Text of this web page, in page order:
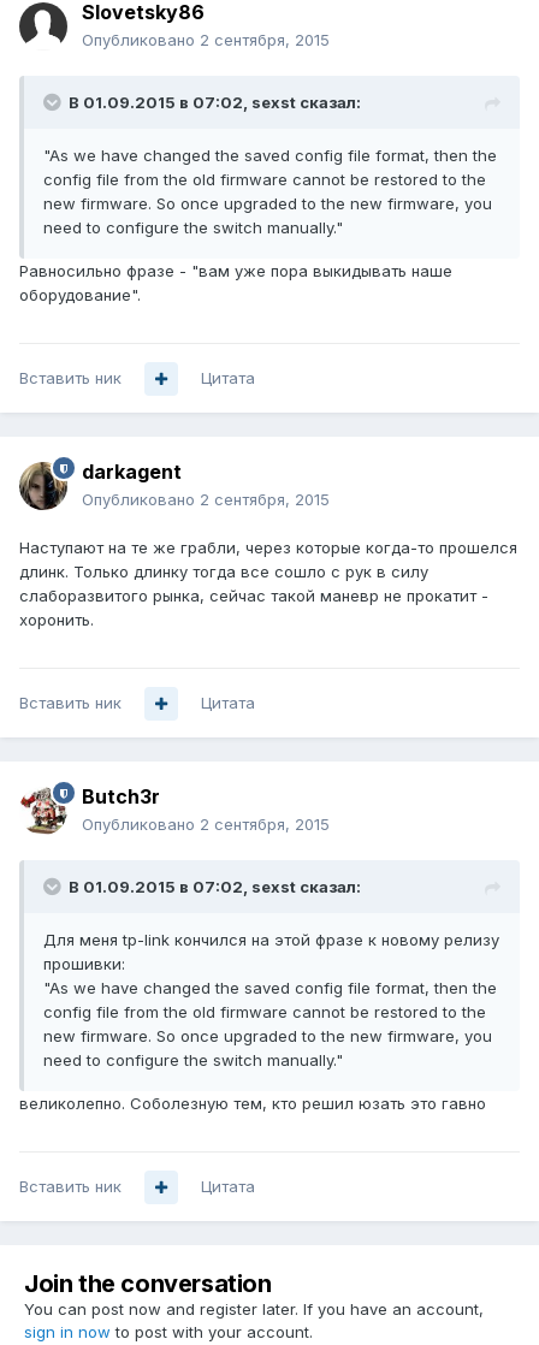
Slovetsky86
Опубликовано 2 сентября, 2015
В 01.09.2015 в 07:02, sexst сказал:
"As we have changed the saved config file format, then the
config file from the old firmware cannot be restored to the
new firmware. So once upgraded to the new firmware, you
need to configure the switch manually."
Равносильно фразе - "вам уже пора выкидывать наше
оборудование".
Вставить ник Цитата
darkagent
Опубликовано 2 сентября, 2015
Наступают на те же грабли, через которые когда-то прошелся
длинк. Только длинку тогда все сошло с рук в силу
слаборазвитого рынка, сейчас такой маневр не прокатит -
хоронить.
Вставить ник Цитата
Butch3r
Опубликовано 2 сентября, 2015
В 01.09.2015 в 07:02, sexst сказал:
Для меня tp-link кончился на этой фразе к новому релизу
прошивки:
"As we have changed the saved config file format, then the
config file from the old firmware cannot be restored to the
new firmware. So once upgraded to the new firmware, you
need to configure the switch manually."
великолепно. Соболезную тем, кто решил юзать это гавно
Вставить ник Цитата
Join the conversation
You can post now and register later. If you have an account,
sign in now to post with your account.